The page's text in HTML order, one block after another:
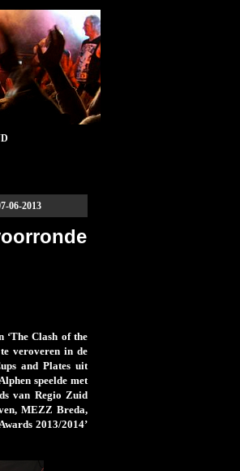
06-2013
Clash of the
veroveren in de
and Plates uit
speelde met
van Regio Zuid
MEZZ Breda,
2013/2014’